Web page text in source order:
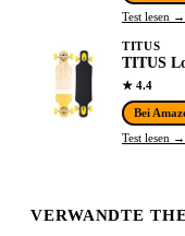
Test lesen →
TITUS
TITUS
★ 4.4
Bei
Test lesen →
VERWANDTE